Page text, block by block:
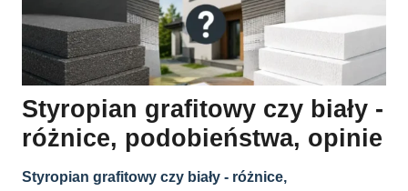
Styropian grafitowy czy biały -
różnice, podobieństwa, opinie
Styropian grafitowy czy biały - różnice,